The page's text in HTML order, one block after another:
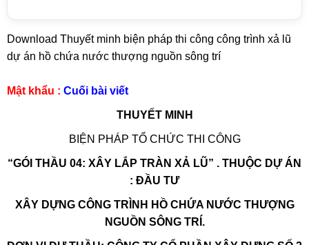
Download Thuyết minh biện pháp thi công công trình xả lũ
dự án hồ chứa nước thượng nguồn sông trí
Mật khẩu : Cuối bài viết
THUYẾT MINH
BIỆN PHÁP TỔ CHỨC THI CÔNG
“GÓI THẦU 04: XÂY LẮP TRÀN XẢ LŨ” . THUỘC DỰ ÁN
: ĐẦU TƯ
XÂY DỰNG CÔNG TRÌNH HỒ CHỨA NƯỚC THƯỢNG
NGUỒN SÔNG TRÍ.